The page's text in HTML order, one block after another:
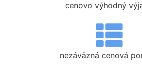
cenovo výhodný
nezáväzná cenová